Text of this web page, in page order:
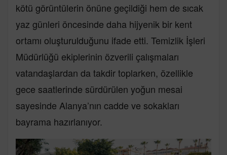
kötü görüntülerin önüne geçildiği hem de sıcak
yaz günleri öncesinde daha hijyenik bir kent
ortamı oluşturulduğunu ifade etti. Temizlik İşleri
Müdürlüğü ekiplerinin özverili çalışmaları
vatandaşlardan da takdir toplarken, özellikle
gece saatlerinde sürdürülen yoğun mesai
sayesinde Alanya’nın cadde ve sokakları
bayrama hazırlanıyor.